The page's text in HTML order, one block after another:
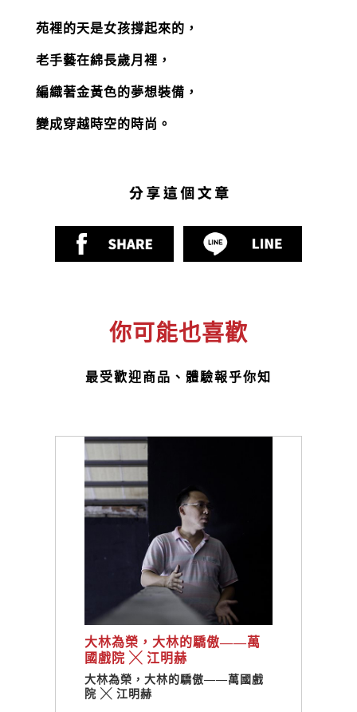
苑裡的天是女孩撐起來的，
老手藝在綿長歲月裡，
編織著金黃色的夢想裝備，
變成穿越時空的時尚。
你可能也喜歡
最受歡迎商品、體驗報乎你知
大林為榮，大林的驕傲——萬
國戲院 ╳ 江明赫
大林為榮，大林的驕傲——萬國戲
院 ╳ 江明赫